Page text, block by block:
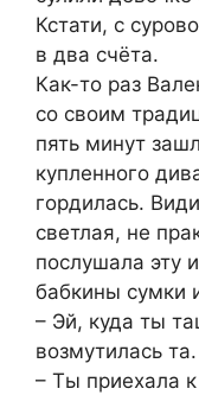
Кстати, с
в два счёта.
Как-то раз
со своим
пять минут
купленного
гордилась.
светлая, не
послушала эту
бабкины сумки
– Эй, куда ты
возмутилась та.
– Ты приехала